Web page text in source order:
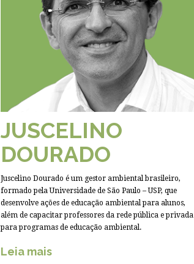
JUSCELINO
DOURADO
Juscelino Dourado é um gestor ambiental brasileiro,
formado pela Universidade de São Paulo – USP, que
desenvolve ações de educação ambiental para alunos,
além de capacitar professores da rede pública e privada
para programas de educação ambiental.
Leia mais